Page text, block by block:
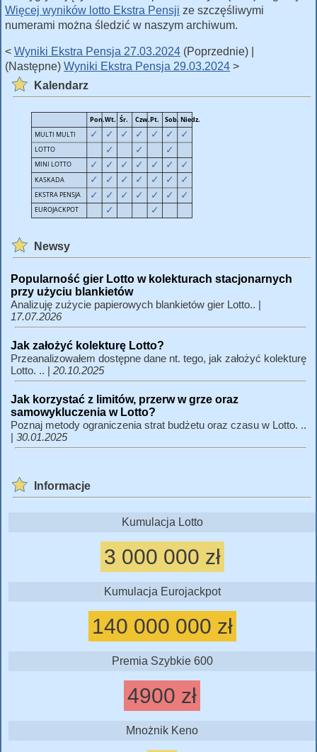
Więcej wyników lotto Ekstra Pensji ze szczęśliwymi
numerami można śledzić w naszym archiwum.
< Wyniki Ekstra Pensja 27.03.2024 (Poprzednie) |
(Następne) Wyniki Ekstra Pensja 29.03.2024 >
Kalendarz
Newsy
Popularność gier Lotto w kolekturach stacjonarnych
przy użyciu blankietów
Analizuję zużycie papierowych blankietów gier Lotto.. |
17.07.2026
Jak założyć kolekturę Lotto?
Przeanalizowałem dostępne dane nt. tego, jak założyć kolekturę
Lotto. .. | 20.10.2025
Jak korzystać z limitów, przerw w grze oraz
samowykluczenia w Lotto?
Poznaj metody ograniczenia strat budżetu oraz czasu w Lotto. ..
| 30.01.2025
Informacje
Kumulacja Lotto
3 000 000 zł
Kumulacja Eurojackpot
140 000 000 zł
Premia Szybkie 600
4900 zł
Mnożnik Keno